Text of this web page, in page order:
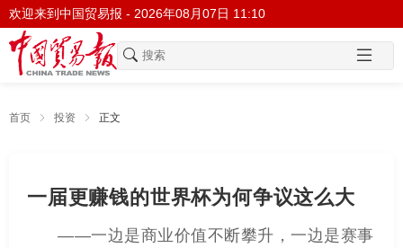
欢迎来到中国贸易报 - 2026年08月07日 11:10
首页 投资 正文
一届更赚钱的世界杯为何争议这么大
——一边是商业价值不断攀升，一边是赛事